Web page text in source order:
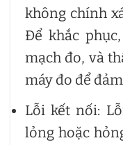
không chính
Để khắc
mạch đo, và
máy đo để
Lỗi kết nối:
lỏng hoặc